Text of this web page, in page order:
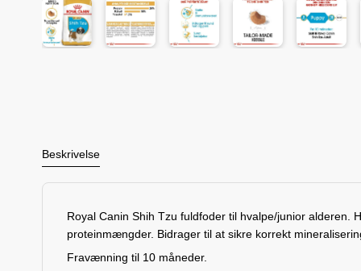
Beskrivelse
Royal Canin Shih Tzu fuldfoder til hvalpe/junior
proteinmængder. Bidrager til at sikre korrekt
Fravænning til 10 måneder.